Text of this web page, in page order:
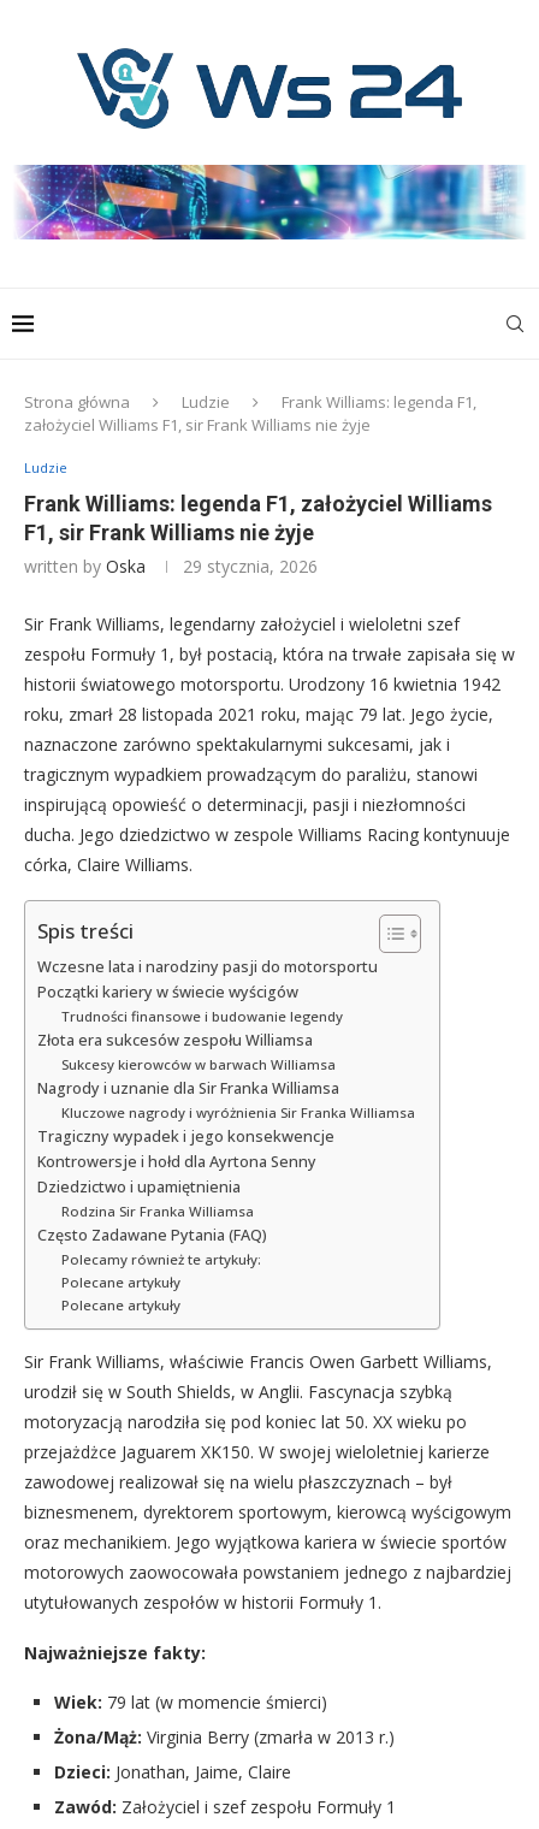
Strona główna Ludzie
Frank Williams: legenda F1,
założyciel Williams F1, sir Frank Williams nie żyje
Ludzie
Frank Williams: legenda F1, założyciel Williams
F1, sir Frank Williams nie żyje
written by Oska 29 stycznia, 2026
Sir Frank Williams, legendarny założyciel i wieloletni szef
zespołu Formuły 1, był postacią, która na trwałe zapisała się w
historii światowego motorsportu. Urodzony 16 kwietnia 1942
roku, zmarł 28 listopada 2021 roku, mając 79 lat. Jego życie,
naznaczone zarówno spektakularnymi sukcesami, jak i
tragicznym wypadkiem prowadzącym do paraliżu, stanowi
inspirującą opowieść o determinacji, pasji i niezłomności
ducha. Jego dziedzictwo w zespole Williams Racing kontynuuje
córka, Claire Williams.
Spis treści
Wczesne lata i narodziny pasji do motorsportu
Początki kariery w świecie wyścigów
Trudności finansowe i budowanie legendy
Złota era sukcesów zespołu Williamsa
Sukcesy kierowców w barwach Williamsa
Nagrody i uznanie dla Sir Franka Williamsa
Kluczowe nagrody i wyróżnienia Sir Franka Williamsa
Tragiczny wypadek i jego konsekwencje
Kontrowersje i hołd dla Ayrtona Senny
Dziedzictwo i upamiętnienia
Rodzina Sir Franka Williamsa
Często Zadawane Pytania (FAQ)
Polecamy również te artykuły:
Polecane artykuły
Polecane artykuły
Sir Frank Williams, właściwie Francis Owen Garbett Williams,
urodził się w South Shields, w Anglii. Fascynacja szybką
motoryzacją narodziła się pod koniec lat 50. XX wieku po
przejażdżce Jaguarem XK150. W swojej wieloletniej karierze
zawodowej realizował się na wielu płaszczyznach – był
biznesmenem, dyrektorem sportowym, kierowcą wyścigowym
oraz mechanikiem. Jego wyjątkowa kariera w świecie sportów
motorowych zaowocowała powstaniem jednego z najbardziej
utytułowanych zespołów w historii Formuły 1.
Najważniejsze fakty:
Wiek: 79 lat (w momencie śmierci)
Żona/Mąż: Virginia Berry (zmarła w 2013 r.)
Dzieci: Jonathan, Jaime, Claire
Zawód: Założyciel i szef zespołu Formuły 1